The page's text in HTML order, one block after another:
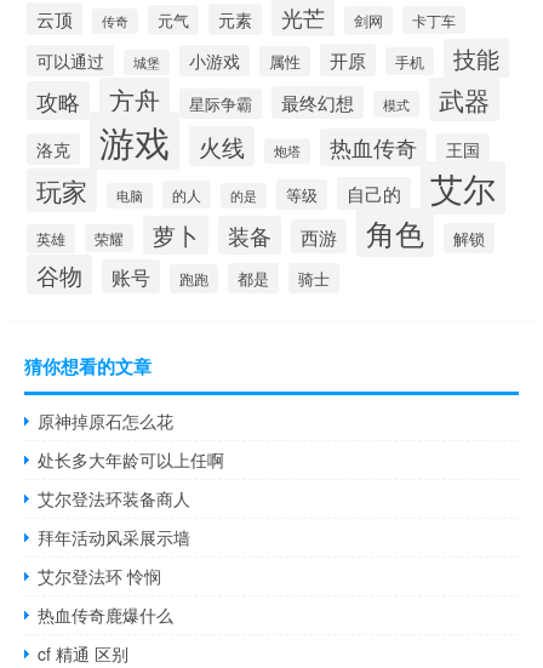
云顶 传奇 元气 元素 光芒 剑网 卡丁车
可以通过 城堡 小游戏 属性 开原 手机
技能
攻略
方舟 星际争霸 最终幻想 模式 武器
洛克 游戏 火线 炮塔 热血传奇 王国
玩家 电脑 的人 的是 等级 自己的 艾尔
英雄 荣耀 萝卜 装备 西游 角色 解锁
谷物 账号 跑跑 都是 骑士
猜你想看的文章
原神掉原石怎么花
处长多大年龄可以上任啊
艾尔登法环装备商人
拜年活动风采展示墙
艾尔登法环 怜悯
热血传奇鹿爆什么
cf 精通 区别